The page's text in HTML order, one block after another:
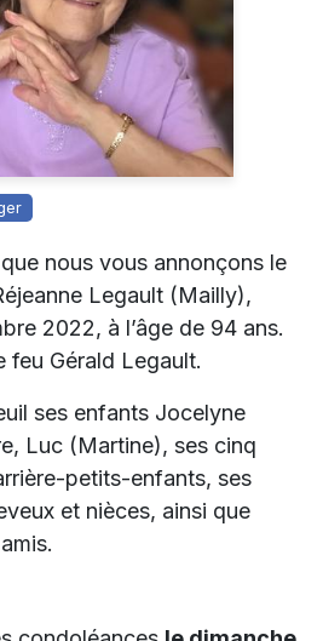
nous vous annonçons le
Legault (Mailly),
2022, à l’âge de 94 ans.
feu Gérald Legault.
ses enfants Jocelyne
Luc (Martine), ses cinq
petits-enfants, ses
et nièces, ainsi que